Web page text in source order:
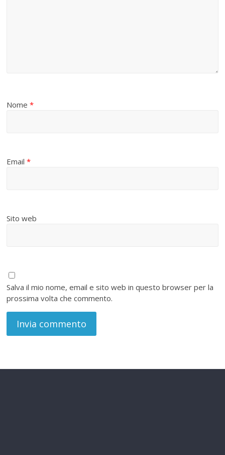
Nome*
Email*
Sito web
Salva il mio nome, email e sito web in questo browser per la
prossima volta che commento.